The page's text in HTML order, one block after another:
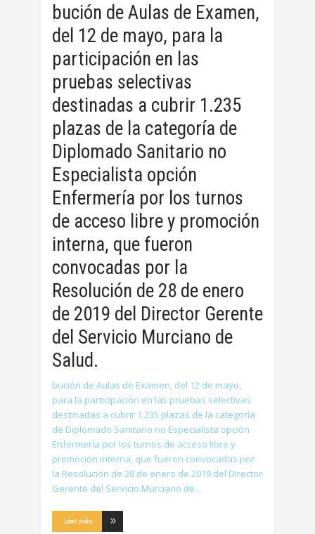
bución de Aulas de Examen,
del 12 de mayo, para la
participación en las
pruebas selectivas
destinadas a cubrir 1.235
plazas de la categoría de
Diplomado Sanitario no
Especialista opción
Enfermería por los turnos
de acceso libre y promoción
interna, que fueron
convocadas por la
Resolución de 28 de enero
de 2019 del Director Gerente
del Servicio Murciano de
Salud.
bución de Aulas de Examen, del 12 de mayo,
para la participación en las pruebas selectivas
destinadas a cubrir 1.235 plazas de la categoría
de Diplomado Sanitario no Especialista opción
Enfermería por los turnos de acceso libre y
promoción interna, que fueron convocadas por
la Resolución de 28 de enero de 2019 del Director
Gerente del Servicio Murciano de
Leer más